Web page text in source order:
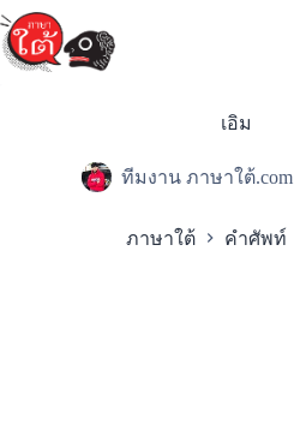
Skip
to
content
เอิม
ทีมงาน ภาษาใต้.com
ภาษาใต้ คำศัพท์